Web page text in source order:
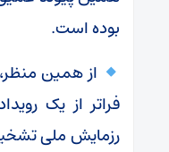
بوده است.
رزمایش ملی